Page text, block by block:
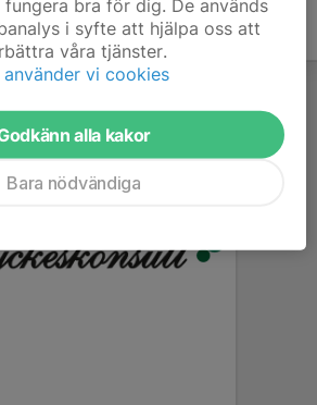
bra för dig. De används
i syfte att hjälpa oss att
våra tjänster.
använder vi cookies
alla kakor
Bara nödvändiga